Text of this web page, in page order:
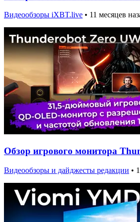
Видеообзоры iXBT.live • 11 месяцев
Обзор игрового монитора
Видеообзоры и дайджесты редакции •